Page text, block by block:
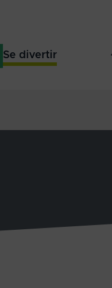
Se divertir